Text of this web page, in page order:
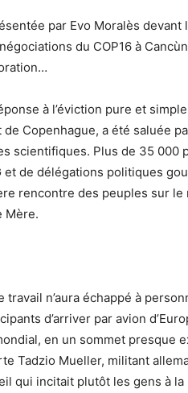
par Evo Moralès devant
du COP16 à
à l’éviction pure et
Copenhague, a été saluée
scientifiques. Plus de 35 000
et de délégations politiques
rencontre des peuples sur
Mère.
n’aura échappé à
d’arriver par avion
en un sommet presque
Tadzio Mueller, militant
qui incitait plutôt les gens à